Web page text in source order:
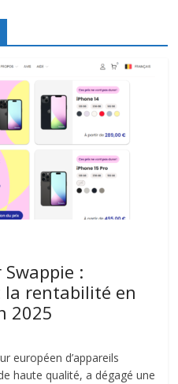
:
la rentabilité en
2025
européen d’appareils
haute qualité, a dégagé une